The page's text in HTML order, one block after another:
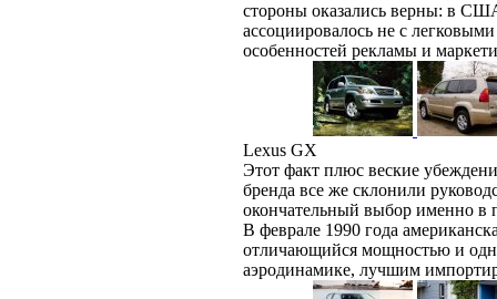
стороны оказались верны: в
ассоциировалось не с
особенностей рекламы и
Lexus GX
Этот факт плюс веские
бренда все же склонили
окончательный выбор именно в
В феврале 1990 года
отличающийся мощностью и
аэродинамике, лучшим